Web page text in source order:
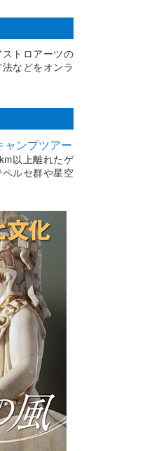
トロアーツの
などをオンラ
ャンプツアー
以上離れたゲ
ルセ群や星空